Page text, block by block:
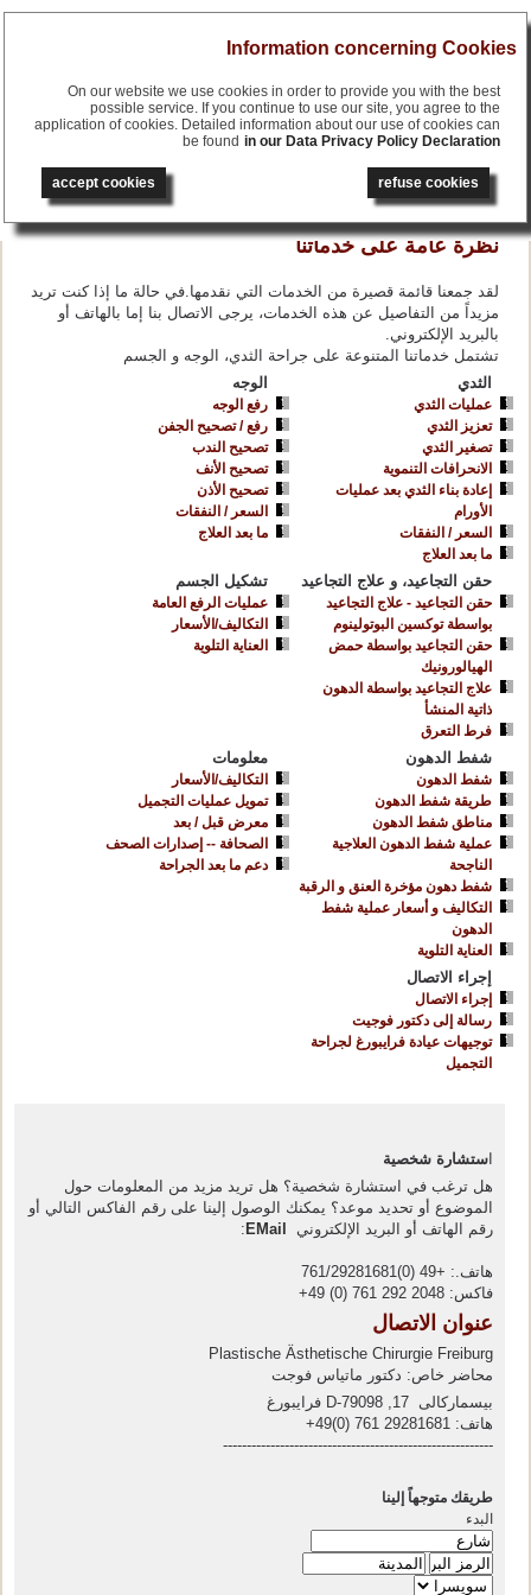
Information concerning Cookies
On our website we use cookies in order to provide you with the best
possible service. If you continue to use our site, you agree to the
application of cookies. Detailed information about our use of cookies can
be found in our Data Privacy Policy Declaration
refuse cookies
accept cookies
English
français
deutsch
русский
نظرة عامة على خدماتنا
لقد جمعنا قائمة قصيرة من الخدمات التي نقدمها.في حالة ما إذا كنت تريد
مزيداً من التفاصيل عن هذه الخدمات، يرجى الاتصال بنا إما بالهاتف أو
بالبريد الإلكتروني.
تشتمل خدماتنا المتنوعة على جراحة الثدي، الوجه و الجسم
الثدي
عمليات الثدي
تعزيز الثدي
تصغير الثدي
الانحرافات التنموية
إعادة بناء الثدي بعد عمليات
الأورام
السعر / النفقات
ما بعد العلاج
الوجه
رفع الوجه
رفع / تصحيح الجفن
تصحيح الندب
تصحيح الأنف
تصحيح الأذن
السعر / النفقات
ما بعد العلاج
حقن التجاعيد، و علاج التجاعيد
حقن التجاعيد - علاج التجاعيد
بواسطة توكسين البوتولينوم
حقن التجاعيد بواسطة حمض
الهيالورونيك
علاج التجاعيد بواسطة الدهون
ذاتية المنشأ
فرط التعرق
تشكيل الجسم
عمليات الرفع العامة
التكاليف/الأسعار
العناية التلوية
شفط الدهون
شفط الدهون
طريقة شفط الدهون
مناطق شفط الدهون
عملية شفط الدهون العلاجية
الناجحة
شفط دهون مؤخرة العنق و الرقبة
التكاليف و أسعار عملية شفط
الدهون
العناية التلوية
معلومات
التكاليف/الأسعار
تمويل عمليات التجميل
معرض قبل / بعد
الصحافة -- إصدارات الصحف
دعم ما بعد الجراحة
إجراء الاتصال
إجراء الاتصال
رسالة إلى دكتور فوجيت
توجيهات عيادة فرايبورغ لجراحة
التجميل
استشارة شخصية
هل ترغب في استشارة شخصية؟ هل تريد مزيد من المعلومات حول
الموضوع أو تحديد موعد؟ يمكنك الوصول إلينا على رقم الفاكس التالي أو
رقم الهاتف أو البريد الإلكتروني
EMail
:
هاتف.: +49 (0)761/29281681
فاكس: 2048 292 761 (0) 49+
عنوان الاتصال
Plastische Ästhetische Chirurgie Freiburg
محاضر خاص: دكتور ماتياس فوجت
بيسماركالى 17, D-79098 فرايبورغ
هاتف: 29281681 761 (0)49+
---------------------------------------------------------
طريقك متوجهاً إلينا
البدء